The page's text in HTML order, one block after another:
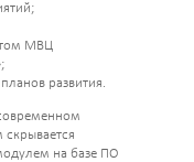
МВЦ
развития.
на базе ПО